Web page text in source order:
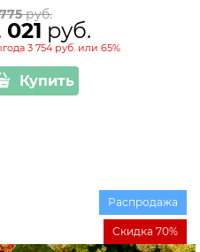
руб.
021 руб.
3 754 руб. или65%
Купить
Распродажа
Скидка 70%